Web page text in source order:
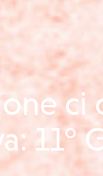
11°